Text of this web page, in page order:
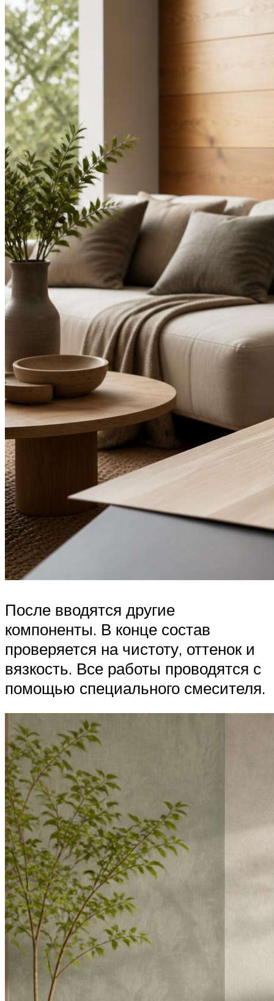
После вводятся другие
компоненты. В конце состав
проверяется на чистоту, оттенок и
вязкость. Все работы проводятся с
помощью специального смесителя.